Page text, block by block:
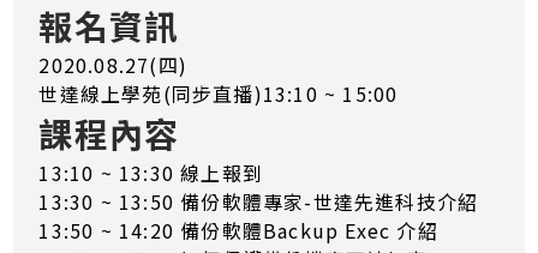
報名資訊
2020.08.27(四)
世達線上學苑(同步直播)13:10 ~ 15:00
課程內容
13:10 ~ 13:30 線上報到
13:30 ~ 13:50 備份軟體專家-世達先進科技介紹
13:50 ~ 14:20 備份軟體Backup Exec 介紹